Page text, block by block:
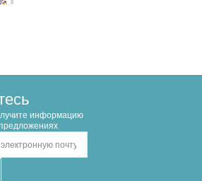
информацию